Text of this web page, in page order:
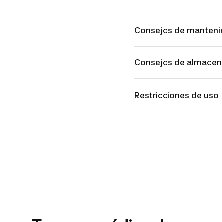
Consejos de
Consejos de
Restricciones de uso